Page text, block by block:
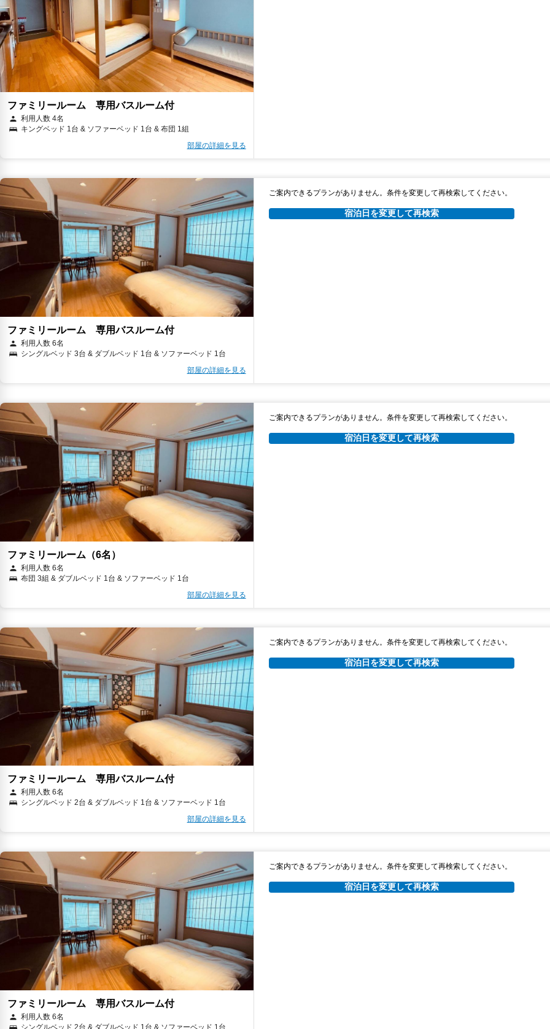
ファミリールーム 専用バスルーム付
利用人数 4名
キングベッド 1台 & ソファーベッド 1台 & 布団 1組
部屋の詳細を見る
ファミリールーム 専用バスルーム付
利用人数 6名
シングルベッド 3台 & ダブルベッド 1台 & ソファーベッド 1台
部屋の詳細を見る
ご案内できるプランがありません。条件を変更して再検索してください。
宿泊日を変更して再検索
ファミリールーム（6名）
利用人数 6名
布団 3組 & ダブルベッド 1台 & ソファーベッド 1台
部屋の詳細を見る
ご案内できるプランがありません。条件を変更して再検索してください。
宿泊日を変更して再検索
ファミリールーム 専用バスルーム付
利用人数 6名
シングルベッド 2台 & ダブルベッド 1台 & ソファーベッド 1台
部屋の詳細を見る
ご案内できるプランがありません。条件を変更して再検索してください。
宿泊日を変更して再検索
ファミリールーム 専用バスルーム付
利用人数 6名
ご案内できるプランがありません。条件を変更して再検索してください。
宿泊日を変更して再検索